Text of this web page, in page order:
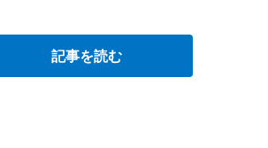
記事を読む